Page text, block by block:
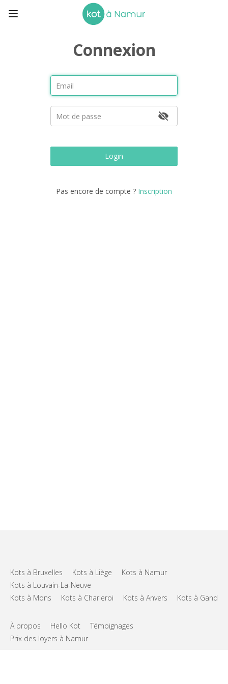
Connexion
Login
Pas encore de compte ? Inscription
Kots à Bruxelles Kots à Liège
Kots à Namur
Kots à Louvain-La-Neuve
Kots à Mons
Kots à Charleroi Kots à Anvers Kots à Gand
À propos Hello Kot
Témoignages
Prix des loyers à Namur